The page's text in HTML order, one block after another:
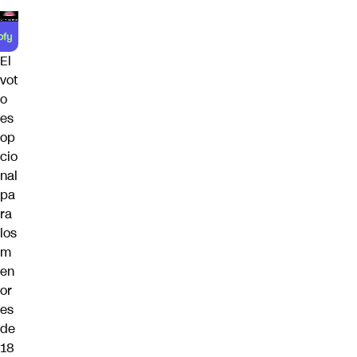
El
vot
o
es
op
cio
nal
pa
ra
los
m
en
or
es
de
18